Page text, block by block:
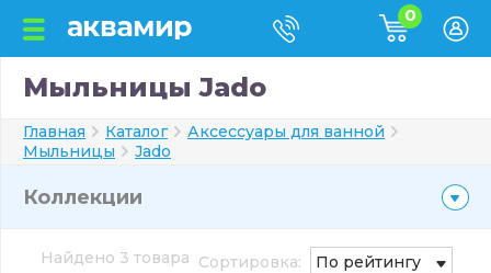
0
Мыльницы Jado
Главная Каталог
Аксессуары для ванной
Мыльницы
Jado
Коллекции
Найдено 3 товара Сортировка: По рейтингу